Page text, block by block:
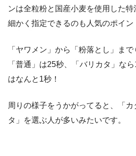
ンは全粒粉と国産小麦を使用した
細かく指定できるのも人気のポイン
「ヤワメン」から「粉落とし」まで
「普通」は25秒、「バリカタ」な
はなんと1秒！
周りの様子をうかがってると、「
タ」を選ぶ人が多いみたいです。